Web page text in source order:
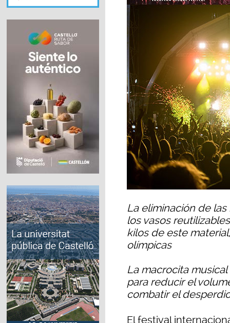
La eliminación de
los vasos
kilos de este
olímpicas
La macrocita
para reducir el
combatir el
El festival